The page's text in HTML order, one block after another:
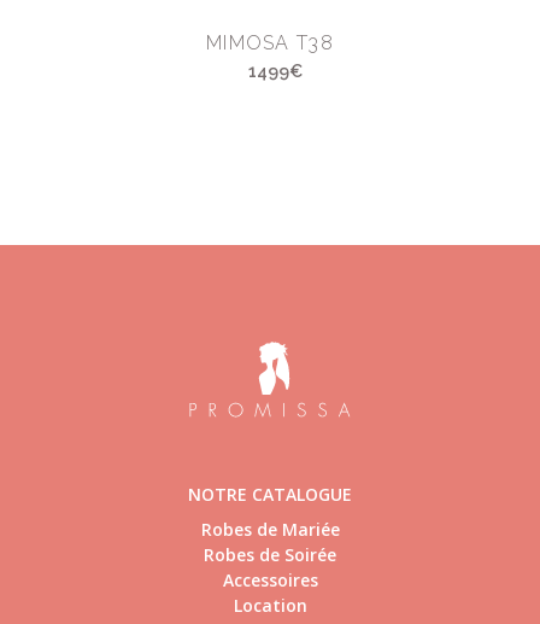
MIMOSA T38
1499€
NOTRE CATALOGUE
Robes de Mariée
Robes de Soirée
Accessoires
Location